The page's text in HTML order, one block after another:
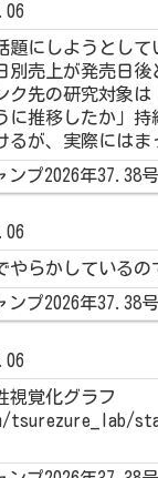
題にしようとして
別売上が発売日後
ク先の研究対象は
に推移したか」持
るが、実際にはま
ンプ2026年37.38
やらかしているの
ンプ2026年37.38
視覚化グラフ